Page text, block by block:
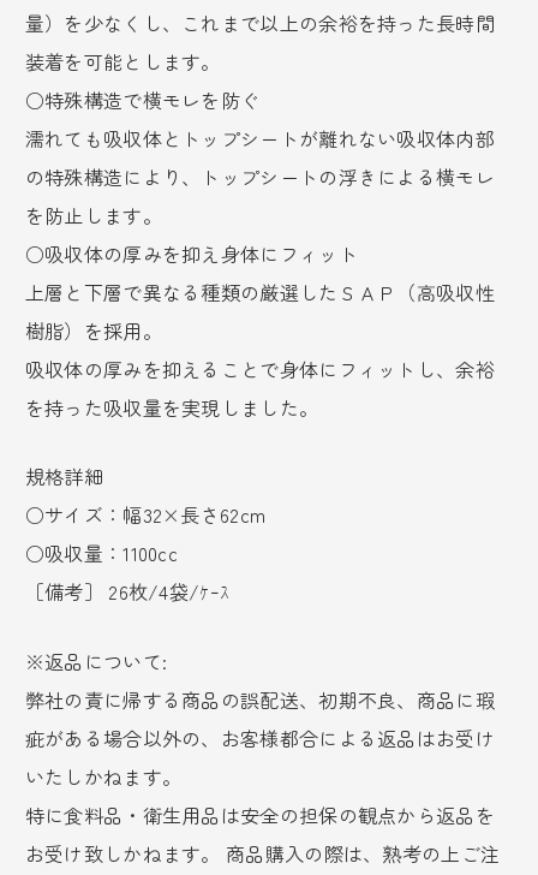
量）を少なくし、これまで以上の余裕を持った長時間
装着を可能とします。
○特殊構造で横モレを防ぐ
濡れても吸収体とトップシートが離れない吸収体内部
の特殊構造により、トップシートの浮きによる横モレ
を防止します。
○吸収体の厚みを抑え身体にフィット
上層と下層で異なる種類の厳選したＳＡＰ（高吸収性
樹脂）を採用。
吸収体の厚みを抑えることで身体にフィットし、余裕
を持った吸収量を実現しました。
規格詳細
○サイズ：幅32×長さ62cm
○吸収量：1100cc
［備考］ 26枚/4袋/ｹｰｽ
※返品について:
弊社の責に帰する商品の誤配送、初期不良、商品に瑕
疵がある場合以外の、お客様都合による返品はお受け
いたしかねます。
特に食料品・衛生用品は安全の担保の観点から返品を
お受け致しかねます。 商品購入の際は、熟考の上ご注